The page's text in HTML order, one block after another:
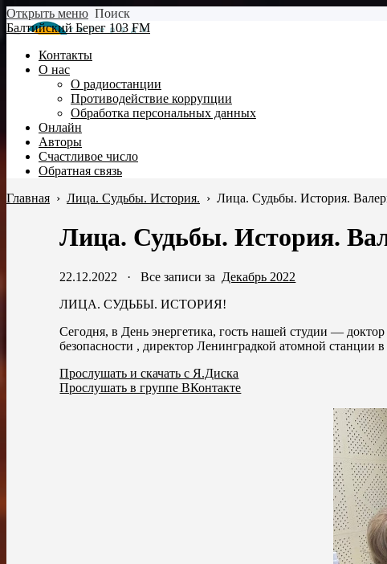
Открыть меню Поиск
Балтийский Берег 103 FM
Контакты
О нас
О радиостанции
Противодействие коррупции
Обработка персональных данных
Онлайн
Авторы
Счастливое число
Обратная связь
Главная › Лица. Судьбы. История. › Лица. Судьбы. История.
Лица. Судьбы. История.
22.12.2022 ·Все записи за Декабрь 2022
ЛИЦА. СУДЬБЫ. ИСТОРИЯ!
Сегодня, в День энергетика, гость нашей студии —
безопасности , директор Ленинградкой атомной станции
Прослушать и скачать с Я.Диска
Прослушать в группе ВКонтакте